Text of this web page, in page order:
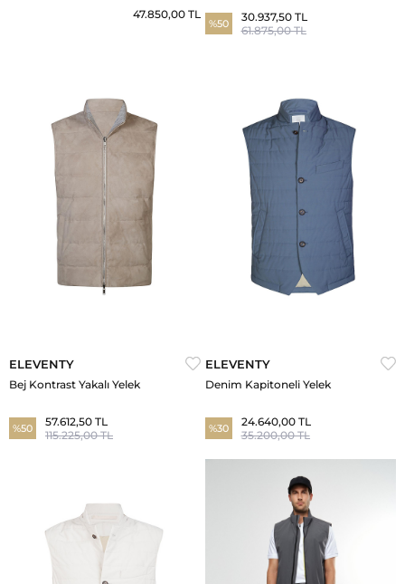
47.850,00 TL
%50
30.937,50 TL
61.875,00 TL
ELEVENTY
Bej Kontrast Yakalı Yelek
%50
57.612,50 TL
115.225,00 TL
ELEVENTY
Denim Kapitoneli Yelek
%30
24.640,00 TL
35.200,00 TL